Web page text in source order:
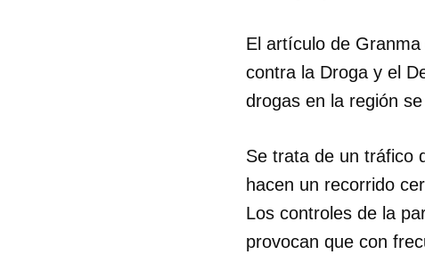
Para
cuenta
El artículo de
contra la Droga y el
drogas en la región
Se trata de un tráfico
hacen un recorrido
Los controles de la
provocan que con